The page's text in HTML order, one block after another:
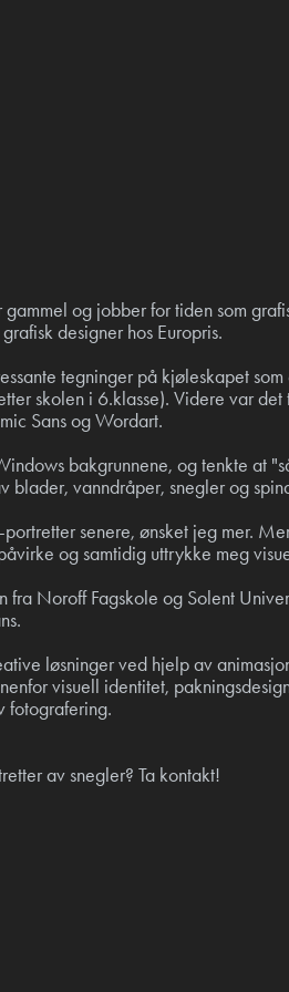
og jobber for tiden som
designer hos Europris.
tegninger på kjøleskapet som
skolen i 6.klasse). Videre var det
Sans og Wordart.
bakgrunnene, og tenkte at
blader, vanndråper, snegler og
senere, ønsket jeg mer.
og samtidig uttrykke meg
fra Noroff Fagskole og Solent
løsninger ved hjelp av
visuell identitet,
fotografering.
av snegler? Ta kontakt!